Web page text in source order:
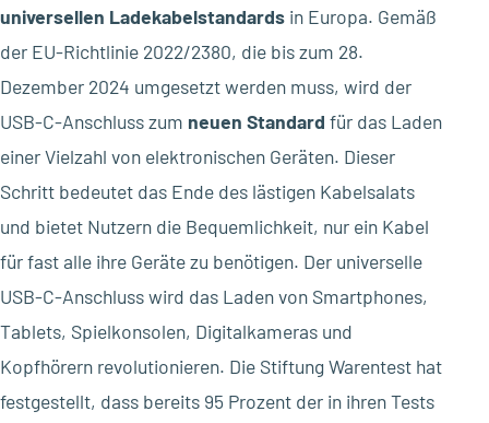
universellen Ladekabelstandards in Europa. Gemäß
der EU-Richtlinie 2022/2380, die bis zum 28.
Dezember 2024 umgesetzt werden muss, wird der
USB-C-Anschluss zum neuen Standard für das Laden
einer Vielzahl von elektronischen Geräten. Dieser
Schritt bedeutet das Ende des lästigen Kabelsalats
und bietet Nutzern die Bequemlichkeit, nur ein Kabel
für fast alle ihre Geräte zu benötigen. Der universelle
USB-C-Anschluss wird das Laden von Smartphones,
Tablets, Spielkonsolen, Digitalkameras und
Kopfhörern revolutionieren. Die Stiftung Warentest hat
festgestellt, dass bereits 95 Prozent der in ihren Tests